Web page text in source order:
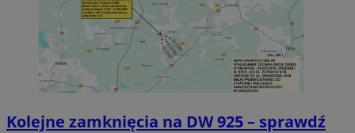
Kolejne zamknięcia na DW 925 – sprawdź
Funkcjonalność Niesklasyfikowane